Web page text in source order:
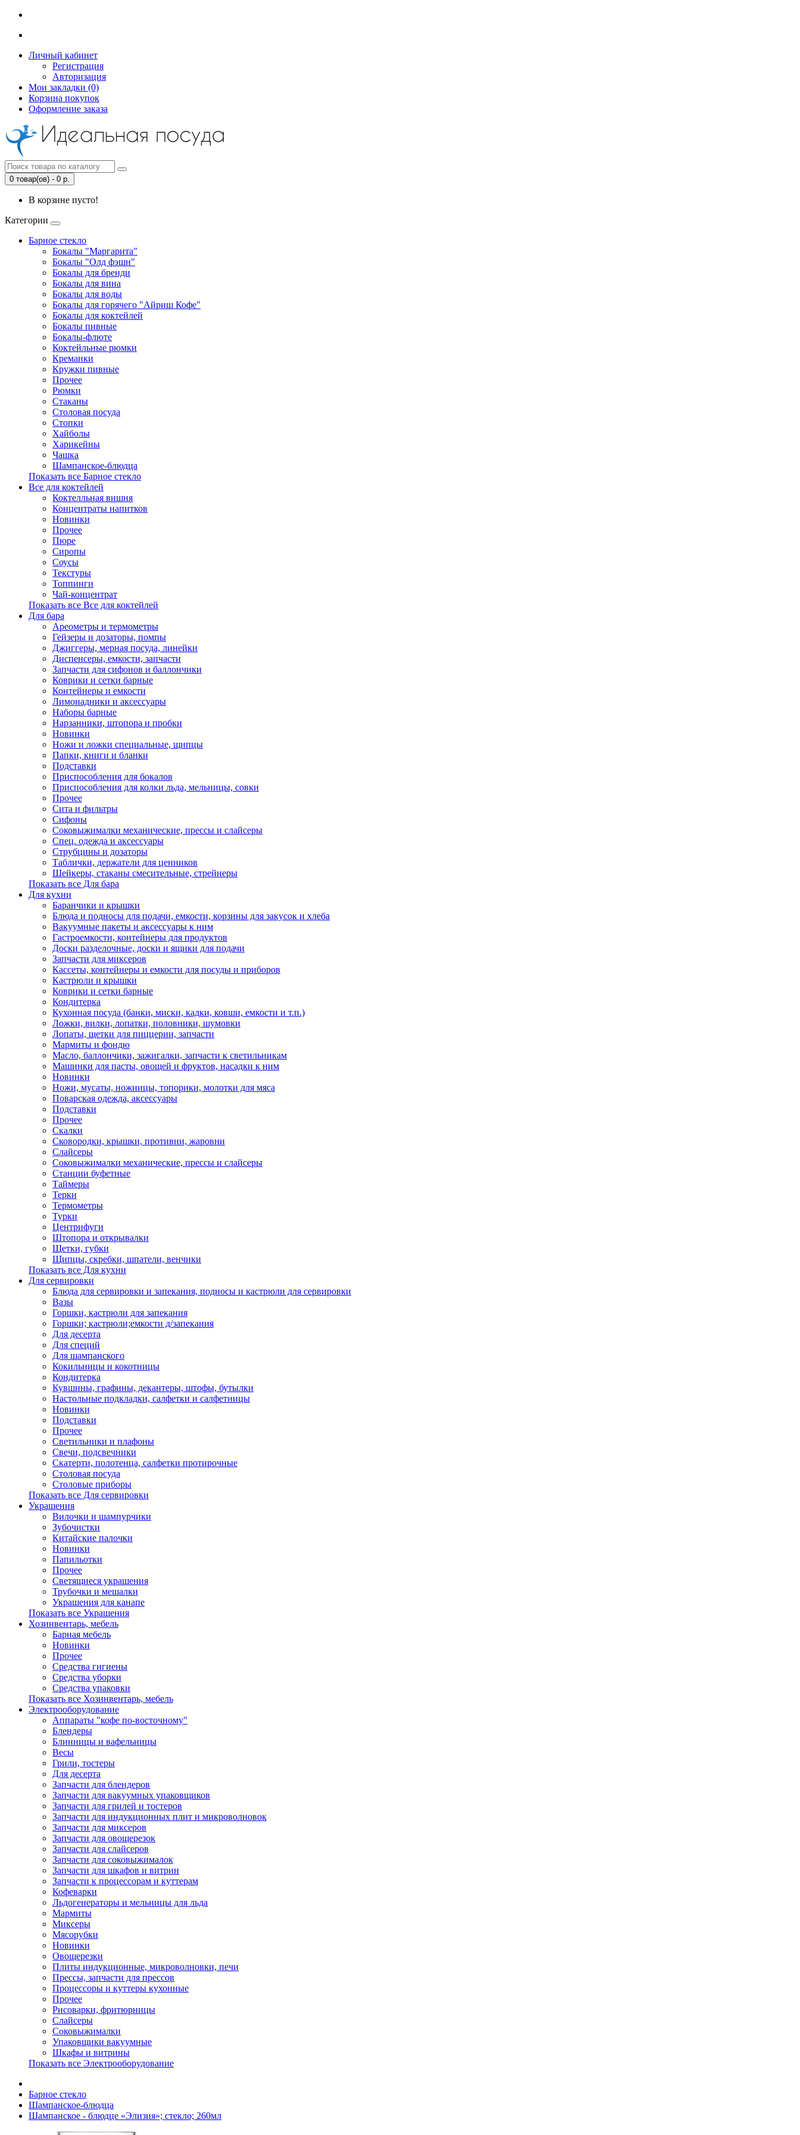
Личный кабинет
Регистрация
Авторизация
Мои закладки (0)
Корзина покупок
Оформление заказа
0 товар(ов) - 0 р.
В корзине пусто!
Категории
Барное стекло
Бокалы "Маргарита"
Бокалы "Олд фэшн"
Бокалы для бренди
Бокалы для вина
Бокалы для воды
Бокалы для горячего "Айриш Кофе"
Бокалы для коктейлей
Бокалы пивные
Бокалы-флюте
Коктейльные рюмки
Креманки
Кружки пивные
Прочее
Рюмки
Стаканы
Столовая посуда
Стопки
Хайболы
Харикейны
Чашка
Шампанское-блюдца
Показать все Барное стекло
Все для коктейлей
Коктелльная вишня
Концентраты напитков
Новинки
Прочее
Пюре
Сиропы
Соусы
Текстуры
Топпинги
Чай-концентрат
Показать все Все для коктейлей
Для бара
Ареометры и термометры
Гейзеры и дозаторы, помпы
Джиггеры, мерная посуда, линейки
Диспенсеры, емкости, запчасти
Запчасти для сифонов и баллончики
Коврики и сетки барные
Контейнеры и емкости
Лимонадники и аксессуары
Наборы барные
Нарзанники, штопора и пробки
Новинки
Ножи и ложки специальные, щипцы
Папки, книги и бланки
Подставки
Приспособления для бокалов
Приспособления для колки льда, мельницы, совки
Прочее
Сита и фильтры
Сифоны
Соковыжималки механические, прессы и слайсеры
Спец. одежда и аксессуары
Струбцины и дозаторы
Таблички, держатели для ценников
Шейкеры, стаканы смесительные, стрейнеры
Показать все Для бара
Для кухни
Баранчики и крышки
Блюда и подносы для подачи, емкости, корзины для закусок и хлеба
Вакуумные пакеты и аксессуары к ним
Гастроемкости, контейнеры для продуктов
Доски разделочные, доски и ящики для подачи
Запчасти для миксеров
Кассеты, контейнеры и емкости для посуды и приборов
Кастрюли и крышки
Коврики и сетки барные
Кондитерка
Кухонная посуда (банки, миски, кадки, ковши, емкости и т.п.)
Ложки, вилки, лопатки, половники, шумовки
Лопаты, щетки для пиццерии, запчасти
Мармиты и фондю
Масло, баллончики, зажигалки, запчасти к светильникам
Машинки для пасты, овощей и фруктов, насадки к ним
Новинки
Ножи, мусаты, ножницы, топорики, молотки для мяса
Поварская одежда, аксессуары
Подставки
Прочее
Скалки
Сковородки, крышки, противни, жаровни
Слайсеры
Соковыжималки механические, прессы и слайсеры
Станции буфетные
Таймеры
Терки
Термометры
Турки
Центрифуги
Штопора и открывалки
Щетки, губки
Щипцы, скребки, шпатели, венчики
Показать все Для кухни
Для сервировки
Блюда для сервировки и запекания, подносы и кастрюли для сервировки
Вазы
Горшки, кастрюли для запекания
Горшки; кастрюли;емкости д/запекания
Для десерта
Для специй
Для шампанского
Кокильницы и кокотницы
Кондитерка
Кувшины, графины, декантеры, штофы, бутылки
Настольные подкладки, салфетки и салфетницы
Новинки
Подставки
Прочее
Светильники и плафоны
Свечи, подсвечники
Скатерти, полотенца, салфетки протирочные
Столовая посуда
Столовые приборы
Показать все Для сервировки
Украшения
Вилочки и шампурчики
Зубочистки
Китайские палочки
Новинки
Папильотки
Прочее
Светящиеся украшения
Трубочки и мешалки
Украшения для канапе
Показать все Украшения
Хозинвентарь, мебель
Барная мебель
Новинки
Прочее
Средства гигиены
Средства уборки
Средства упаковки
Показать все Хозинвентарь, мебель
Электрооборудование
Аппараты "кофе по-восточному"
Блендеры
Блинницы и вафельницы
Весы
Грили, тостеры
Для десерта
Запчасти для блендеров
Запчасти для вакуумных упаковщиков
Запчасти для грилей и тостеров
Запчасти для индукционных плит и микроволновок
Запчасти для миксеров
Запчасти для овощерезок
Запчасти для слайсеров
Запчасти для соковыжималок
Запчасти для шкафов и витрин
Запчасти к процессорам и куттерам
Кофеварки
Льдогенераторы и мельницы для льда
Мармиты
Миксеры
Мясорубки
Новинки
Овощерезки
Плиты индукционные, микроволновки, печи
Прессы, запчасти для прессов
Процессоры и куттеры кухонные
Прочее
Рисоварки, фритюрницы
Слайсеры
Соковыжималки
Упаковщики вакуумные
Шкафы и витрины
Показать все Электрооборудование
Барное стекло
Шампанское-блюдца
Шампанское - блюдце «Элизия»; стекло; 260мл